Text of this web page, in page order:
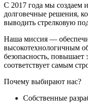
С 2017 года мы создаем
долговечные решения,
выводить стрелковую
Наша миссия —
высокотехнологичным
безопасность, повышает
соответствует самым
Почему выбирают нас?
Собственные